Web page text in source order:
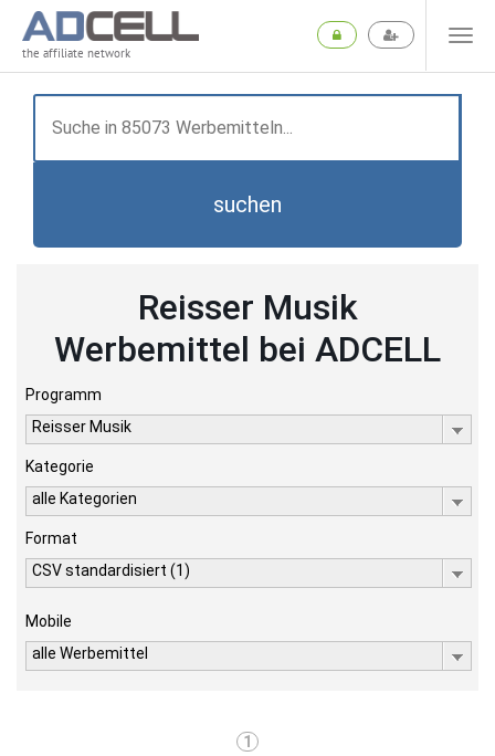
the affiliate network
suchen
Reisser Musik
Werbemittel bei ADCELL
Programm
Reisser Musik
Kategorie
alle Kategorien
Format
CSV standardisiert (1)
Mobile
alle Werbemittel
1